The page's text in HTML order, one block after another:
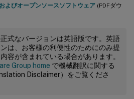
よびオープンソースソフトウェア (PDFダウ
式なバージョンは英語版です。英語
は、お客様の利便性のためにのみ提
容が含まれている場合があります。
Group home で機械翻訳に関する
Disclaimer）をご覧くださ